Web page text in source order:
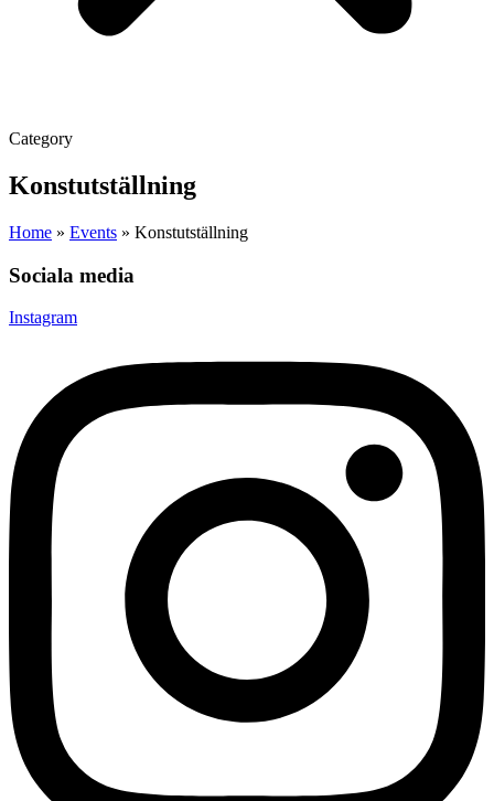
Category
Konstutställning
Home » Events » Konstutställning
Sociala media
Instagram